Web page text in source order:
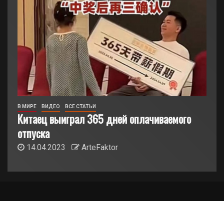
В МИРЕ ВИДЕО ВСЕ СТАТЬИ
Китаец выиграл 365 дней оплачиваемого
отпуска
14.04.2023 ArteFaktor